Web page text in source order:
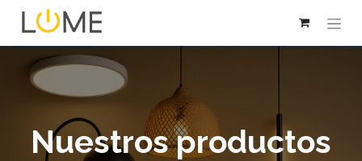
Nuestros productos